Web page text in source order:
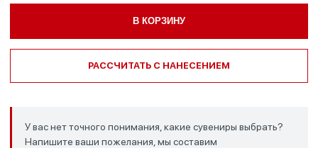
В КОРЗИНУ
РАССЧИТАТЬ С НАНЕСЕНИЕМ
У вас нет точного понимания, какие сувениры выбрать?
Напишите ваши пожелания, мы составим